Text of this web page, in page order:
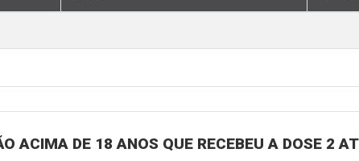
ACIMA DE 18 ANOS QUE RECEBEU A DOSE 2